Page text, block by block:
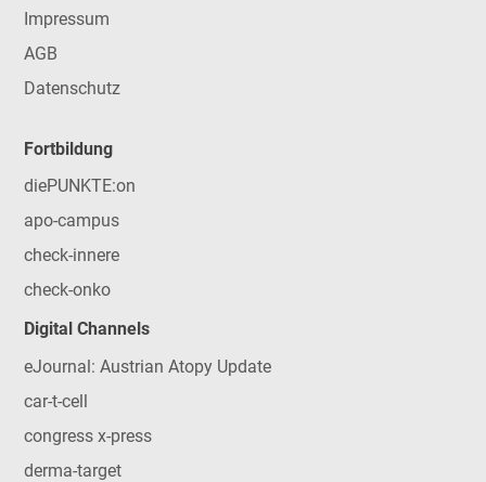
Impressum
AGB
Datenschutz
Fortbildung
diePUNKTE:on
apo-campus
check-innere
check-onko
Digital Channels
eJournal: Austrian Atopy Update
car-t-cell
congress x-press
derma-target